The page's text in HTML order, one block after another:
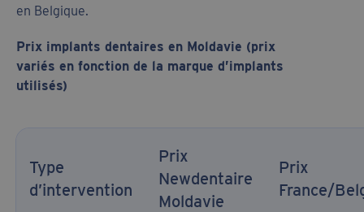
en Belgique.
Prix implants dentaires en Moldavie (prix
variés en fonction de la marque d’implants
utilisés)
Type
d’intervention
Prix
Newdentaire
Moldavie
Prix
France/